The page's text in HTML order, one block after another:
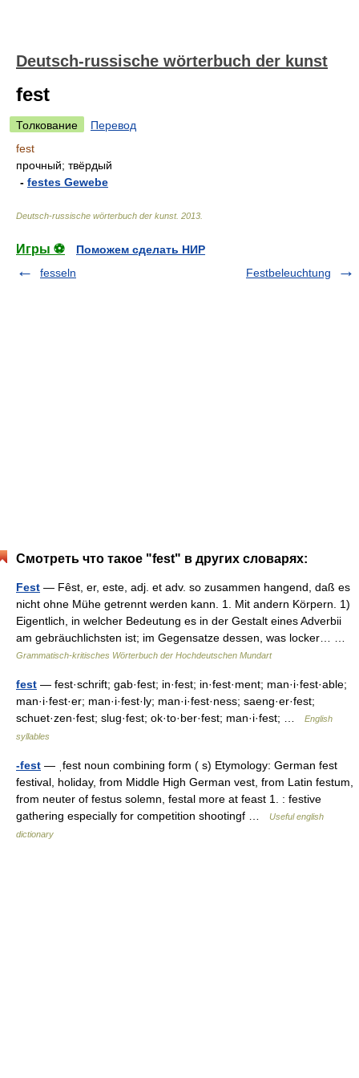
Deutsch-russische wörterbuch der kunst
fest
Толкование
Перевод
fest
прочный; твёрдый
- festes Gewebe
Deutsch-russische wörterbuch der kunst. 2013
Игры ⚽
Поможем сделать НИР
fesseln
Festbeleuchtung
Смотреть что такое "fest" в других словарях:
Fest — Fêst, er, este, adj. et adv. so zusammen hangend, daß es
nicht ohne Mühe getrennt werden kann. 1. Mit andern Körpern. 1)
Eigentlich, in welcher Bedeutung es in der Gestalt eines Adverbii
am gebräuchlichsten ist; im Gegensatze dessen, was locker… …
Grammatisch-kritisches Wörterbuch der Hochdeutschen Mundart
fest — fest·schrift; gab·fest; in·fest; in·fest·ment; man·i·fest·able;
man·i·fest·er; man·i·fest·ly; man·i·fest·ness; saeng·er·fest;
schuet·zen·fest; slug·fest; ok·to·ber·fest; man·i·fest; …
English
syllables
-fest — ˌfest noun combining form ( s) Etymology: German fest
festival, holiday, from Middle High German vest, from Latin festum,
from neuter of festus solemn, festal more at feast 1. : festive
gathering especially for competition shootingf …
Useful english
dictionary